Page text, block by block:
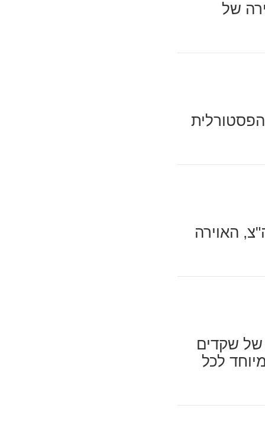
של
האוירה
של שקדים
לכל